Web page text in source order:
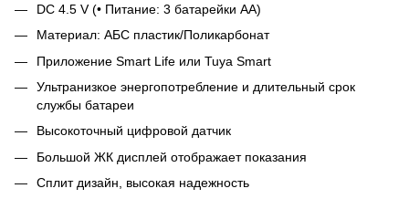
DC 4.5 V (• Питание: 3 батарейки AA)
Материал: АБС пластик/Поликарбонат
Приложение Smart Life или Tuya Smart
Ультранизкое энергопотребление и длительный срок
службы батареи
Высокоточный цифровой датчик
Большой ЖК дисплей отображает показания
Сплит дизайн, высокая надежность